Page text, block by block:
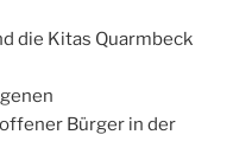
die Kitas Quarmbeck
Bürger in der